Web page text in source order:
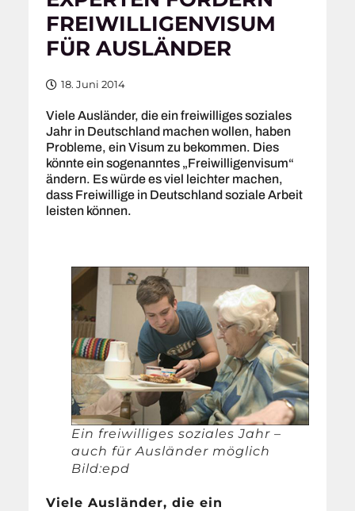
FREIWILLIGENVISUM
FÜR AUSLÄNDER
18. Juni 2014
Viele Ausländer, die ein freiwilliges soziales
Jahr in Deutschland machen wollen, haben
Probleme, ein Visum zu bekommen. Dies
könnte ein sogenanntes „Freiwilligenvisum“
ändern. Es würde es viel leichter machen,
dass Freiwillige in Deutschland soziale Arbeit
leisten können.
Ein freiwilliges soziales Jahr –
auch für Ausländer möglich
Bild:epd
Viele Ausländer, die ein